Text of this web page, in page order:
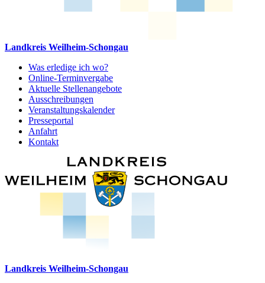
Landkreis Weilheim-Schongau
Was erledige ich wo?
Online-Terminvergabe
Aktuelle Stellenangebote
Ausschreibungen
Veranstaltungskalender
Presseportal
Anfahrt
Kontakt
Landkreis Weilheim-Schongau